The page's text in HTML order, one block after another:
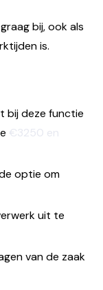
bij, ook als
is.
bij deze functie
€3250 en
optie om
uit te
van de zaak